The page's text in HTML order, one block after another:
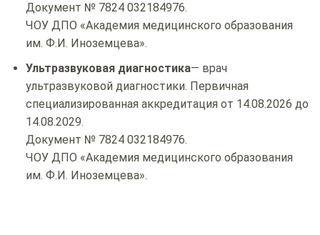
Документ № 7824 032184976.
ЧОУ ДПО «Академия медицинского образования
им. Ф.И. Иноземцева».
Ультразвуковая диагностика— врач
ультразвуковой диагностики. Первичная
специализированная аккредитация от 14.08.2026 до
14.08.2029.
Документ № 7824 032184976.
ЧОУ ДПО «Академия медицинского образования
им. Ф.И. Иноземцева».